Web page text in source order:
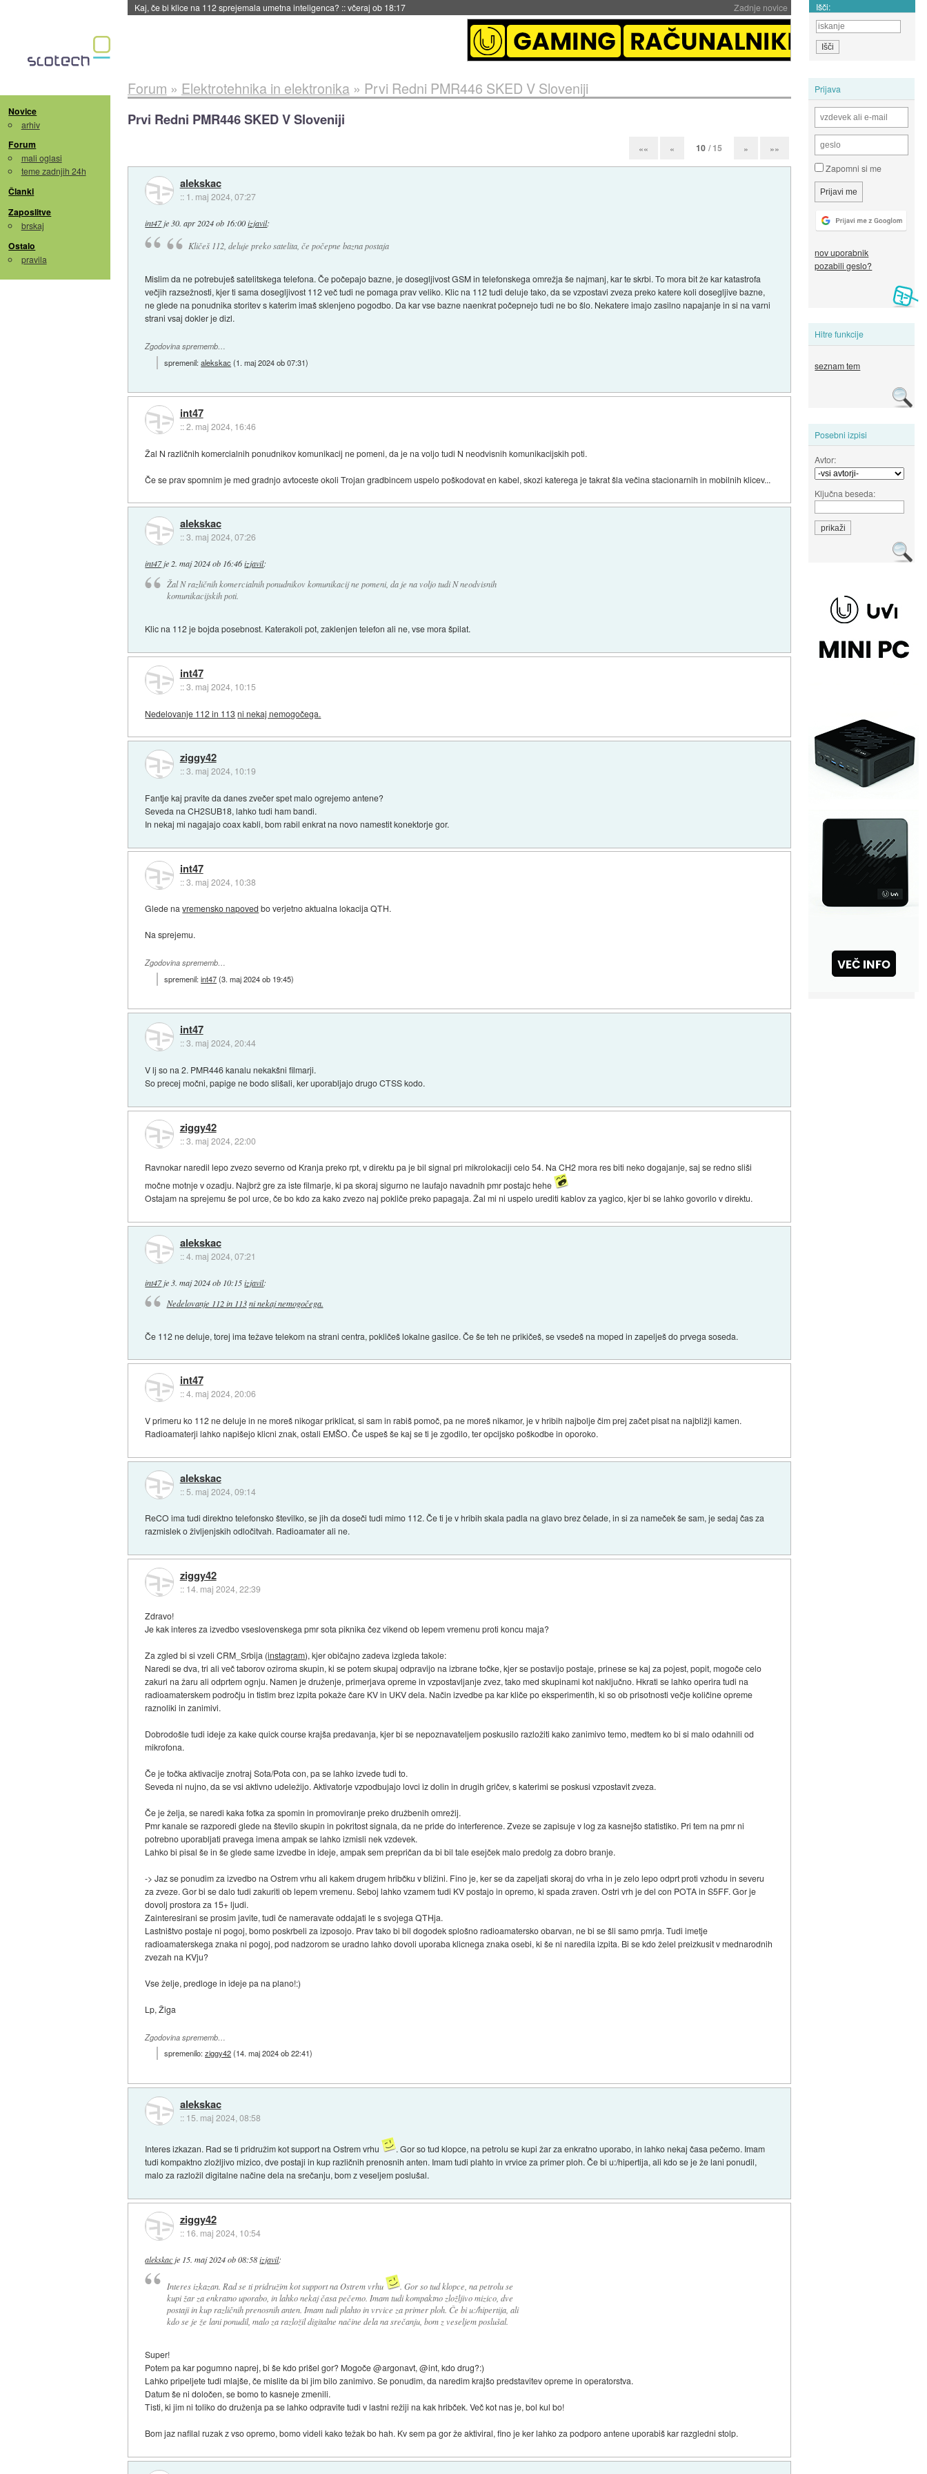
Zadnje novice
Quake ob 30-letnici dobili dodatek::včeraj ob 18:17 Išči:
Novice
arhiv
Forum
mali oglasi
teme zadnjih 24h
Članki
Zaposlitve
brskaj
Ostalo
pravila
Prijava
Zapomni si me
nov uporabnik
pozabili geslo?
Hitre funkcije
seznam tem
Posebni izpisi
Avtor:
Ključna beseda:
Forum » Elektrotehnika in elektronika» Prvi Redni PMR446 SKED V Sloveniji
Prvi Redni PMR446 SKED V Sloveniji
«« « 10 / 15 » »»
alekskac
:: 1. maj 2024, 07:27
int47je 30. apr 2024 ob 16:00 izjavil:
Kličeš 112, deluje preko satelita, če počepne bazna postaja
Mislim da ne potrebuješ satelitskega telefona. Če počepajo bazne, je dosegljivost GSM in telefonskega omrežja še najmanj, kar te skrbi. To mora bit že kar katastrofa
večjih razsežnosti, kjer ti sama dosegljivost 112 več tudi ne pomaga prav veliko. Klic na 112 tudi deluje tako, da se vzpostavi zveza preko katere koli dosegljive bazne,
ne glede na ponudnika storitev s katerim imaš sklenjeno pogodbo. Da kar vse bazne naenkrat počepnejo tudi ne bo šlo. Nekatere imajo zasilno napajanje in si na varni
strani vsaj dokler je dizl.
Zgodovina sprememb…
spremenil:alekskac (1. maj 2024 ob 07:31)
int47
::2. maj 2024, 16:46
Žal N različnih komercialnih ponudnikov komunikacij ne pomeni, da je na voljo tudi N neodvisnih komunikacijskih poti.
Če se prav spomnim je med gradnjo avtoceste okoli Trojan gradbincem uspelo poškodovat en kabel, skozi katerega je takrat šla večina stacionarnih in mobilnih klicev...
alekskac
::3. maj 2024, 07:26
int47je 2. maj 2024 ob 16:46 izjavil:
Žal N različnih komercialnih ponudnikov komunikacij ne pomeni, da je na voljo tudi N neodvisnih
komunikacijskih poti.
Klic na 112 je bojda posebnost. Katerakoli pot, zaklenjen telefon ali ne, vse mora špilat.
int47
::3. maj 2024, 10:15
Nedelovanje 112 in 113 ni nekaj nemogočega.
ziggy42
::3. maj 2024, 10:19
Fantje kaj pravite da danes zvečer spet malo ogrejemo antene?
Seveda na CH2SUB18, lahko tudi ham bandi.
In nekaj mi nagajajo coax kabli, bom rabil enkrat na novo namestit konektorje gor.
int47
::3. maj 2024, 10:38
Glede navremensko napoved bo verjetno aktualna lokacija QTH.
Na sprejemu.
Zgodovina sprememb…
spremenil:int47(3. maj 2024 ob 19:45)
int47
::3. maj 2024, 20:44
V lj so na 2. PMR446 kanalu nekakšni filmarji.
So precej močni, papige ne bodo slišali, ker uporabljajo drugo CTSS kodo.
ziggy42
::3. maj 2024, 22:00
Ravnokar naredil lepo zvezo severno od Kranja preko rpt, v direktu pa je bil signal pri mikrolokaciji celo 54. Na CH2 mora res biti neko dogajanje, saj se redno sliši
močne motnje v ozadju. Najbrž gre za iste filmarje, ki pa skoraj sigurno ne laufajo navadnih pmr postajc hehe
Ostajam na sprejemu še pol urce, če bo kdo za kako zvezo naj pokliče preko papagaja. Žal mi ni uspelo urediti kablov za yagico, kjer bi se lahko govorilo v direktu.
alekskac
::4. maj 2024, 07:21
int47je 3. maj 2024 ob 10:15 izjavil:
Nedelovanje 112 in 113 ni nekaj nemogočega.
Če 112 ne deluje, torej ima težave telekom na strani centra, pokličeš lokalne gasilce. Če še teh ne prikičeš, se vsedeš na moped in zapelješ do prvega soseda.
int47
::4. maj 2024, 20:06
V primeru ko 112 ne deluje in ne moreš nikogar priklicat, si sam in rabiš pomoč, pa ne moreš nikamor, je v hribih najbolje čim prej začet pisat na najbližji kamen.
Radioamaterji lahko napišejo klicni znak, ostali EMŠO. Če uspeš še kaj se ti je zgodilo, ter opcijsko poškodbe in oporoko.
alekskac
:: 5. maj 2024, 09:14
ReCO ima tudi direktno telefonsko številko, se jih da doseči tudi mimo 112. Če ti je v hribih skala padla na glavo brez čelade, in si za nameček še sam, je sedaj čas za
razmislek o življenjskih odločitvah. Radioamater ali ne.
ziggy42
:: 14. maj 2024, 22:39
Zdravo!
Je kak interes za izvedbo vseslovenskega pmr sota piknika čez vikend ob lepem vremenu proti koncu maja?
Za zgled bi si vzeli CRM_Srbija (instagram), kjer običajno zadeva izgleda takole:
Naredi se dva, tri ali več taborov oziroma skupin, ki se potem skupaj odpravijo na izbrane točke, kjer se postavijo postaje, prinese se kaj za pojest, popit, mogoče celo
zakuri na žaru ali odprtem ognju. Namen je druženje, primerjava opreme in vzpostavljanje zvez, tako med skupinami kot naključno. Hkrati se lahko operira tudi na
radioamaterskem področju in tistim brez izpita pokaže čare KV in UKV dela. Način izvedbe pa kar kliče po eksperimentih, ki so ob prisotnosti večje količine opreme
raznoliki in zanimivi.
Dobrodošle tudi ideje za kake quick course krajša predavanja, kjer bi se nepoznavateljem poskusilo razložiti kako zanimivo temo, medtem ko bi si malo odahnili od
mikrofona.
Če je točka aktivacije znotraj Sota/Pota con, pa se lahko izvede tudi to.
Seveda ni nujno, da se vsi aktivno udeležijo. Aktivatorje vzpodbujajo lovci iz dolin in drugih gričev, s katerimi se poskusi vzpostavit zveza.
Če je želja, se naredi kaka fotka za spomin in promoviranje preko družbenih omrežij.
Pmr kanale se razporedi glede na število skupin in pokritost signala, da ne pride do interference. Zveze se zapisuje v log za kasnejšo statistiko. Pri tem na pmr ni
potrebno uporabljati pravega imena ampak se lahko izmisli nek vzdevek.
Lahko bi pisal še in še glede same izvedbe in ideje, ampak sem prepričan da bi bil tale esejček malo predolg za dobro branje.
-> Jaz se ponudim za izvedbo na Ostrem vrhu ali kakem drugem hribčku v bližini. Fino je, ker se da zapeljati skoraj do vrha in je zelo lepo odprt proti vzhodu in severu
za zveze. Gor bi se dalo tudi zakuriti ob lepem vremenu. Seboj lahko vzamem tudi KV postajo in opremo, ki spada zraven. Ostri vrh je del con POTA in S5FF. Gor je
dovolj prostora za 15+ ljudi.
Zainteresirani se prosim javite, tudi če nameravate oddajati le s svojega QTHja.
Lastništvo postaje ni pogoj, bomo poskrbeli za izposojo. Prav tako bi bil dogodek splošno radioamatersko obarvan, ne bi se šli samo pmrja. Tudi imetje
radioamaterskega znaka ni pogoj, pod nadzorom se uradno lahko dovoli uporaba klicnega znaka osebi, ki še ni naredila izpita. Bi se kdo želel preizkusit v mednarodnih
zvezah na KVju?
Vse želje, predloge in ideje pa na plano!:)
Lp, Žiga
Zgodovina sprememb…
spremenilo:ziggy42(14. maj 2024 ob 22:41)
alekskac
:: 15. maj 2024, 08:58
Interes izkazan. Rad se ti pridružim kot support na Ostrem vrhu
. Gor so tud klopce, na petrolu se kupi žar za enkratno uporabo, in lahko nekaj časa pečemo. Imam
tudi kompaktno zložljivo mizico, dve postaji in kup različnih prenosnih anten. Imam tudi plahto in vrvice za primer ploh. Če bi u:/hipertija, ali kdo se je že lani ponudil,
malo za razložil digitalne načine dela na srečanju, bom z veseljem poslušal.
ziggy42
:: 16. maj 2024, 10:54
alekskac je 15. maj 2024 ob 08:58 izjavil:
Interes izkazan. Rad se ti pridružim kot support na Ostrem vrhu
. Gor so tud klopce, na petrolu se
kupi žar za enkratno uporabo, in lahko nekaj časa pečemo. Imam tudi kompaktno zložljivo mizico, dve
postaji in kup različnih prenosnih anten. Imam tudi plahto in vrvice za primer ploh. Če bi u:/hipertija, ali
kdo se je že lani ponudil, malo za razložil digitalne načine dela na srečanju, bom z veseljem poslušal.
Super!
Potem pa kar pogumno naprej, bi še kdo prišel gor? Mogoče @argonavt, @int, kdo drug?:)
Lahko pripeljete tudi mlajše, če mislite da bi jim bilo zanimivo. Se ponudim, da naredim krajšo predstavitev opreme in operatorstva.
Datum še ni določen, se bomo to kasneje zmenili.
Tisti, ki jim ni toliko do druženja pa se lahko odpravite tudi v lastni režiji na kak hribček. Več kot nas je, bol kul bo!
Bom jaz nafilal ruzak z vso opremo, bomo videli kako težak bo hah. Kv sem pa gor že aktiviral, fino je ker lahko za podporo antene uporabiš kar razgledni stolp.